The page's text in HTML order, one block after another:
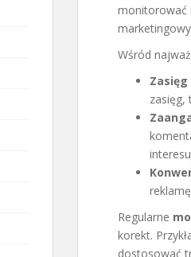
monitorować
Wśród
Zasięg
zasięg,
Regularne
korekt.
dostosować